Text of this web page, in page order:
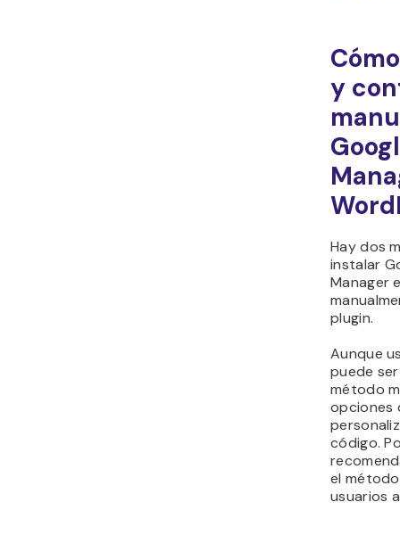
y
Hay dos
instalar
Manager
plugin.
Aunque
puede
método
opciones
código.
el
usuarios